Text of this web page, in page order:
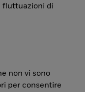
fluttuazioni di
non vi sono
per consentire